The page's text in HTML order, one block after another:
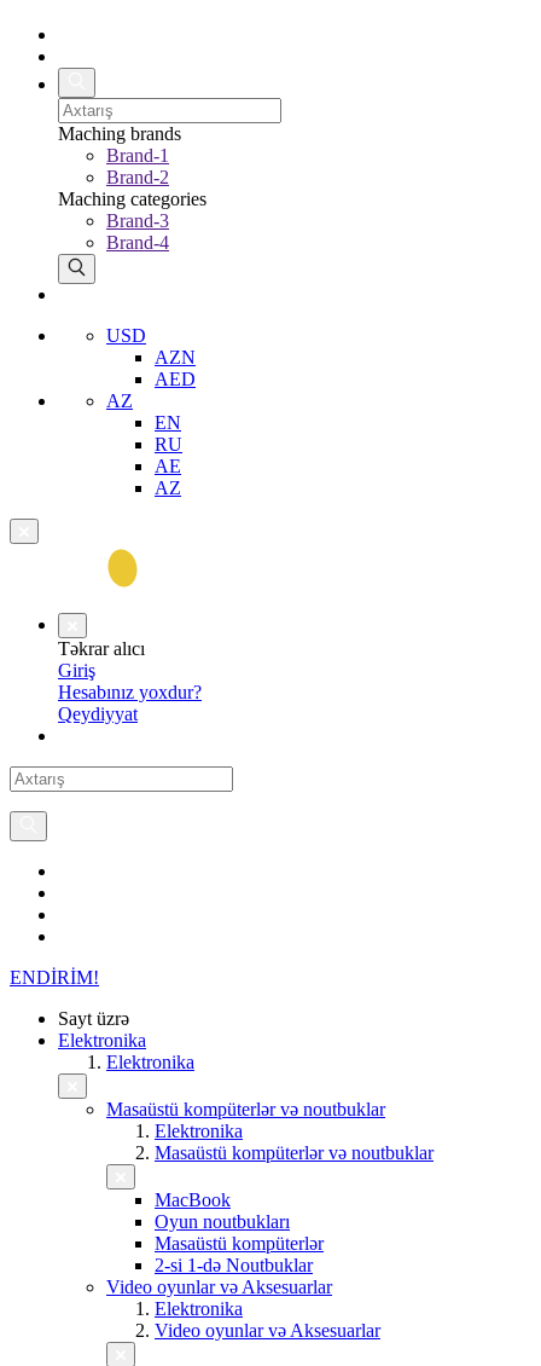
Maching brands
Brand-1
Brand-2
Maching categories
Brand-3
Brand-4
USD
AZN
AED
AZ
EN
RU
AE
AZ
Təkrar alıcı
Giriş
Hesabınız yoxdur?
Qeydiyyat
ENDİRİM!
Sayt üzrə
Elektronika
Elektronika
Masaüstü kompüterlər və noutbuklar
Elektronika
Masaüstü kompüterlər və noutbuklar
MacBook
Oyun noutbukları
Masaüstü kompüterlər
2-si 1-də Noutbuklar
Video oyunlar və Aksesuarlar
Elektronika
Video oyunlar və Aksesuarlar